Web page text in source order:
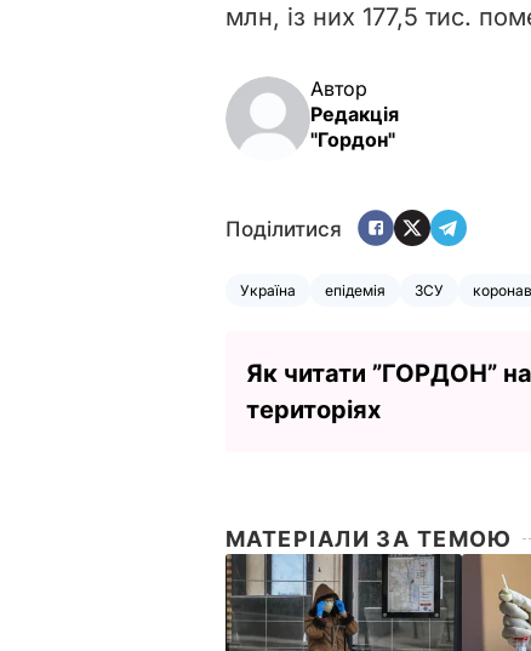
млн, із них 177,5 тис.
Автор
Редакція
"Гордон"
Поділитися
Україна епідемія ЗСУ
Як читати ”ГОРДОН”
територіях
МАТЕРІАЛИ ЗА ТЕМОЮ